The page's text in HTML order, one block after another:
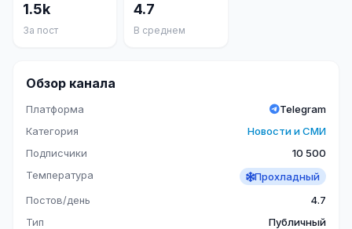
1.5k
За пост
4.7
В среднем
Обзор канала
Платформа
Telegram
Категория
Новости и СМИ
Подписчики
10 500
Температура
Прохладный
Постов/день
4.7
Тип
Публичный